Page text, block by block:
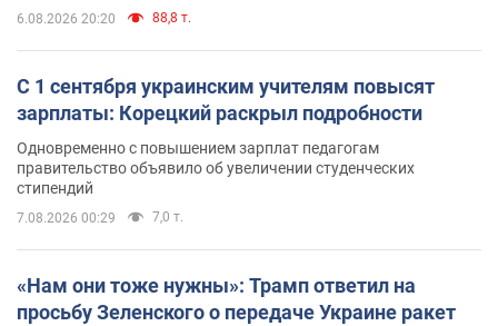
6.08.2026 20:20 88,8 т.
С 1 сентября украинским учителям повысят
зарплаты: Корецкий раскрыл подробности
Одновременно с повышением зарплат педагогам
правительство объявило об увеличении студенческих
стипендий
7.08.2026 00:29 7,0 т.
«Нам они тоже нужны»: Трамп ответил на
просьбу Зеленского о передаче Украине ракет